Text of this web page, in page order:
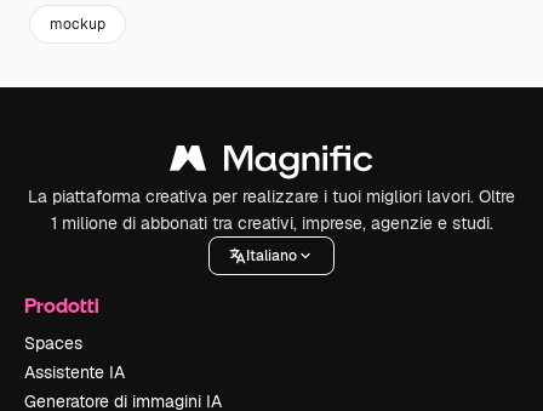
mockup
La piattaforma creativa per realizzare i tuoi migliori lavori. Oltre
1 milione di abbonati tra creativi, imprese, agenzie e studi.
Italiano
Prodotti
Spaces
Assistente IA
Generatore di immagini IA